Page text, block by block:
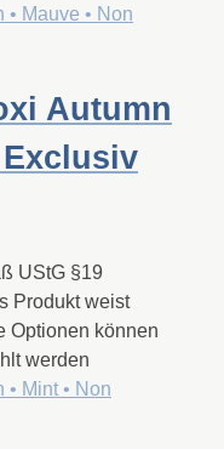
Autumn
Exclusiv
UStG §19
Produkt weist
Optionen können
werden